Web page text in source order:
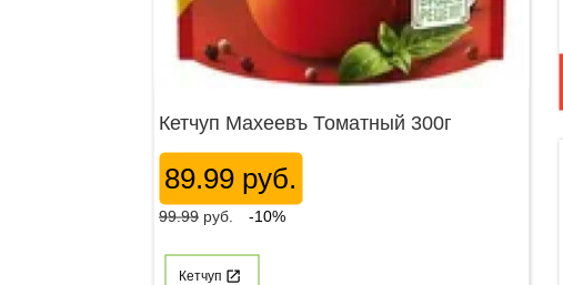
Кетчуп Махеевъ Томатный 300г
89.99 руб.
99.99 руб. -10%
Кетчуп